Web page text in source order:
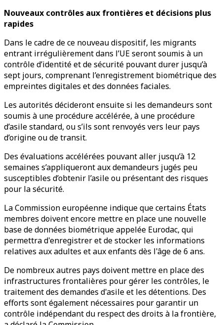
Nouveaux contrôles aux frontières et décisions plus
rapides
Dans le cadre de ce nouveau dispositif, les migrants
entrant irrégulièrement dans l’UE seront soumis à un
contrôle d’identité et de sécurité pouvant durer jusqu’à
sept jours, comprenant l’enregistrement biométrique des
empreintes digitales et des données faciales.
Les autorités décideront ensuite si les demandeurs sont
soumis à une procédure accélérée, à une procédure
d’asile standard, ou s’ils sont renvoyés vers leur pays
d’origine ou de transit.
Des évaluations accélérées pouvant aller jusqu’à 12
semaines s’appliqueront aux demandeurs jugés peu
susceptibles d’obtenir l’asile ou présentant des risques
pour la sécurité.
La Commission européenne indique que certains États
membres doivent encore mettre en place une nouvelle
base de données biométrique appelée Eurodac, qui
permettra d'enregistrer et de stocker les informations
relatives aux adultes et aux enfants dès l'âge de 6 ans.
De nombreux autres pays doivent mettre en place des
infrastructures frontalières pour gérer les contrôles, le
traitement des demandes d'asile et les détentions. Des
efforts sont également nécessaires pour garantir un
contrôle indépendant du respect des droits à la frontière,